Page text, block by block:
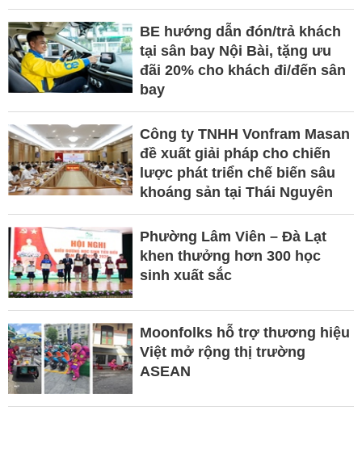
BE hướng dẫn đón/trả khách
tại sân bay Nội Bài, tặng ưu
đãi 20% cho khách đi/đến sân
bay
Công ty TNHH Vonfram Masan
đề xuất giải pháp cho chiến
lược phát triển chế biến sâu
khoáng sản tại Thái Nguyên
Phường Lâm Viên – Đà Lạt
khen thưởng hơn 300 học
sinh xuất sắc
Moonfolks hỗ trợ thương hiệu
Việt mở rộng thị trường
ASEAN